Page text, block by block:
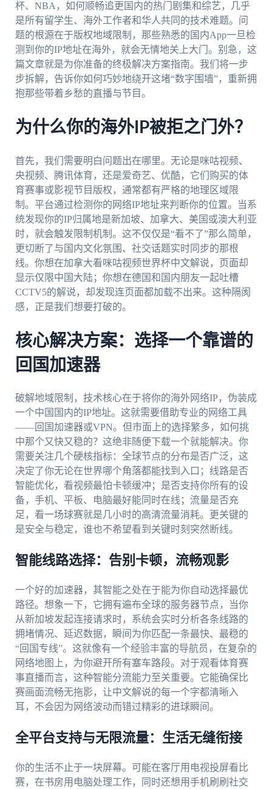
杯、NBA，如何顺畅追更国内的热门剧集和综艺，几乎
是所有留学生、海外工作者和华人共同的技术难题。问
题的根源在于版权地域限制，那些熟悉的国内App一旦检
测到你的IP地址在海外，就会无情地关上大门。别急，这
篇文章就是为你准备的终极解决方案指南。我们将一步
步拆解，告诉你如何巧妙地绕开这堵“数字围墙”，重新拥
抱那些带着乡愁的直播与节目。
为什么你的海外IP被拒之门外？
首先，我们需要明白问题出在哪里。无论是咪咕视频、
央视频、腾讯体育，还是爱奇艺、优酷，它们购买的体
育赛事或影视节目版权，通常都有严格的地理区域限
制。平台通过检测你的网络IP地址来判断你的位置。当系
统发现你的IP归属地是新加坡、加拿大、美国或澳大利亚
时，就会触发限制机制。这不仅仅是“看不了”那么简单，
更切断了与国内文化氛围、社交话题实时同步的那根
线。你想在加拿大看咪咕视频世界杯中文解说，页面却
显示仅限中国大陆；你想在德国和国内朋友一起吐槽
CCTV5的解说，却发现连页面都加载不出来。这种隔阂
感，正是我们想要打破的。
核心解决方案：选择一个靠谱的
回国加速器
破解地域限制，技术核心在于将你的海外网络IP，伪装成
一个中国国内的IP地址。这就需要借助专业的网络工具
——回国加速器或VPN。但市面上的选择繁多，如何挑
中那个又快又稳的？这绝非随便下载一个就能解决。你
需要关注几个硬核指标：全球节点的分布是否广泛，这
决定了你无论在世界哪个角落都能找到入口；线路是否
智能优化，看视频最怕卡顿缓冲；是否支持你所有的设
备，手机、平板、电脑最好能同时在线；流量是否充
足，看一场球赛就是几小时的高清流量消耗。更关键的
是安全与稳定，谁也不希望看到关键时刻突然断线。
智能线路选择：告别卡顿，流畅观影
一个好的加速器，其智能之处在于能为你自动选择最优
路径。想象一下，它拥有遍布全球的服务器节点，当你
从新加坡发起连接请求时，系统会实时分析各条线路的
拥堵情况、延迟数据，瞬间为你匹配一条最快、最稳的
“回国专线”。这就像有一个经验丰富的导航员，在复杂的
网络地图上，为你避开所有塞车路段。对于观看体育赛
事直播而言，这种智能分流能力至关重要。它能确保比
赛画面流畅无拖影，让中文解说的每一个字都清晰入
耳，不会因为网络波动而错过精彩的进球瞬间。
全平台支持与无限流量：生活无缝衔接
你的生活不止于一块屏幕。可能在客厅用电视投屏看比
赛，在书房用电脑处理工作，同时还想用手机刷刷社交